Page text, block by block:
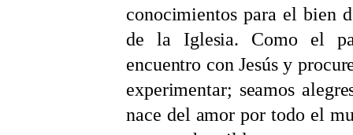
conocimientos para el bien
de la Iglesia. Como el
encuentro con Jesús y
experimentar; seamos
nace del amor por todo el